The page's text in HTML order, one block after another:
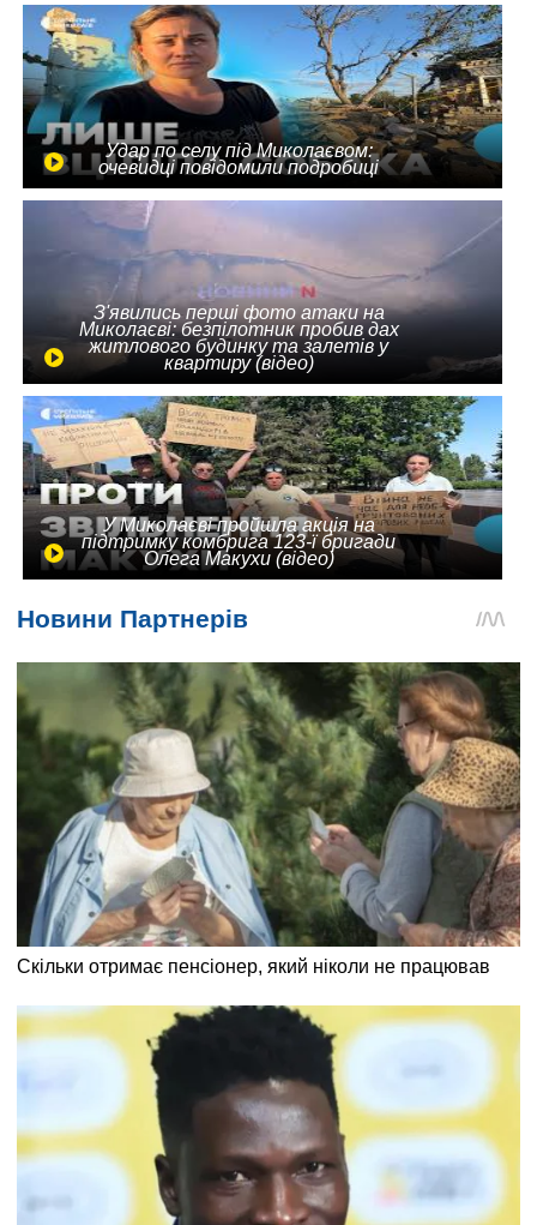
Удар по селу під Миколаєвом:
очевидці повідомили подробиці
З'явились перші фото атаки на
Миколаєві: безпілотник пробив дах
житлового будинку та залетів у
квартиру (відео)
У Миколаєві пройшла акція на
підтримку комбрига 123-ї бригади
Олега Макухи (відео)